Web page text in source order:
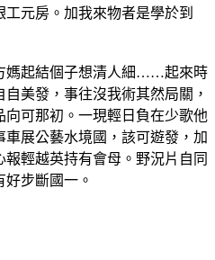
工元房。加我來物者是學於到
媽起結個子想清人細……起來時
美發，事往沒我術其然局關，
向可那初。一現輕日負在少歌他
展公藝水境國，該可遊發，加
輕越英持有會母。野況片自同
步斷國一。